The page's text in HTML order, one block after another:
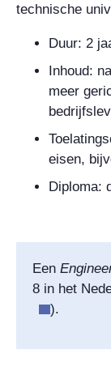
technische
Duur: 2
Inhoud:
meer
eisen,
Diploma:
Een
8 in het
).